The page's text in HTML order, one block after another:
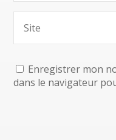
Enregistrer mon
dans le navigateur